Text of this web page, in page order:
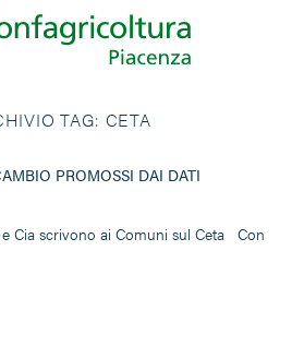
TAG: CETA
PROMOSSI DAI DATI
Cia scrivono ai Comuni sul Ceta Con